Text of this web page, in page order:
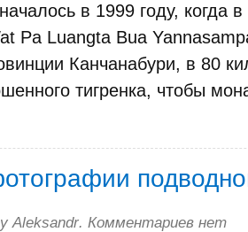
в 1999 году, когда
Pa Luangta Bua
Канчанабури, в 80
тигренка, чтобы
Aleksandr. Комментариев нет